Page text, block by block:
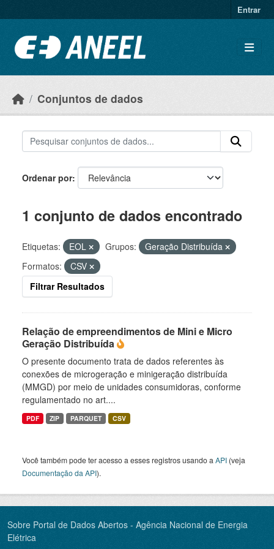
Entrar
Conjuntos de dados
Ordenar por
1 conjunto de dados encontrado
Etiquetas: EOL Grupos:
Geração Distribuída
Formatos:
CSV
Filtrar Resultados
Relação de empreendimentos de Mini e Micro
Geração Distribuída
O presente documento trata de dados referentes às
conexões de microgeração e minigeração distribuída
(MMGD) por meio de unidades consumidoras, conforme
regulamentado no art....
PDF ZIP PARQUET CSV
Você também pode ter acesso a esses registros usando a API (veja
Documentação da API).
Sobre Portal de Dados Abertos - Agência Nacional de Energia
Elétrica